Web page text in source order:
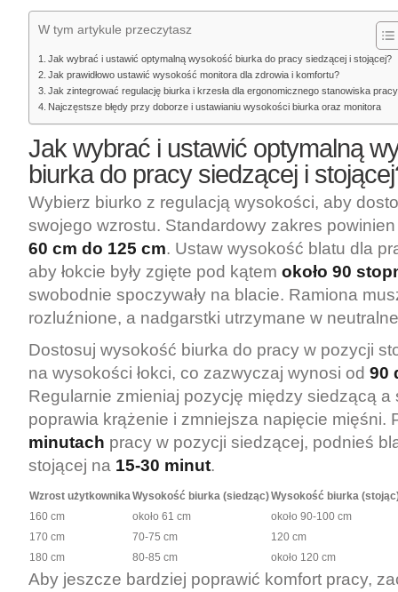
W tym artykule przeczytasz
Jak wybrać i ustawić optymalną wysokość biurka do pracy siedzącej i stojącej?
Jak prawidłowo ustawić wysokość monitora dla zdrowia i komfortu?
Jak zintegrować regulację biurka i krzesła dla ergonomicznego stanowiska
Najczęstsze błędy przy doborze i ustawianiu wysokości biurka oraz monitora
Jak wybrać i ustawić optymalną
biurka do pracy siedzącej i
Wybierz biurko z regulacją wysokości, aby
swojego wzrostu. Standardowy zakres
60 cm do 125 cm. Ustaw wysokość blatu dla
aby łokcie były zgięte pod kątem około 90
swobodnie spoczywały na blacie. Ramiona
rozluźnione, a nadgarstki utrzymane w
Dostosuj wysokość biurka do pracy w pozycji
na wysokości łokci, co zazwyczaj wynosi od 90
Regularnie zmieniaj pozycję między siedzącą a
poprawia krążenie i zmniejsza napięcie mięśni.
minutach pracy w pozycji siedzącej, podnieś
stojącej na 15-30 minut.
Wzrost użytkownikaWysokość biurka (siedząc)Wysokość biurka
160 cm
około 61 cm
około 90-100 cm
170 cm
70-75 cm
120 cm
180 cm
80-85 cm około 120 cm
Aby jeszcze bardziej poprawić komfort pracy,